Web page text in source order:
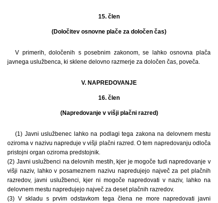
15. člen
(Določitev osnovne plače za določen čas)
V primerih, določenih s posebnim zakonom, se lahko osnovna plača
javnega uslužbenca, ki sklene delovno razmerje za določen čas, poveča.
V. NAPREDOVANJE
16. člen
(Napredovanje v višji plačni razred)
(1) Javni uslužbenec lahko na podlagi tega zakona na delovnem mestu
oziroma v nazivu napreduje v višji plačni razred. O tem napredovanju odloča
pristojni organ oziroma predstojnik.
(2) Javni uslužbenci na delovnih mestih, kjer je mogoče tudi napredovanje v
višji naziv, lahko v posameznem nazivu napredujejo največ za pet plačnih
razredov, javni uslužbenci, kjer ni mogoče napredovati v naziv, lahko na
delovnem mestu napredujejo največ za deset plačnih razredov.
(3) V skladu s prvim odstavkom tega člena ne more napredovati javni